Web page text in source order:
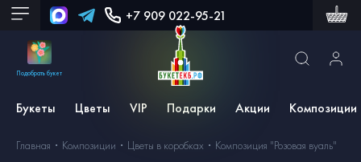
+7 909 022-95-21
Подобрать букет
Букеты Цветы VIP Подарки Акции Композиции
Главная Композиции Цветы в коробках Композиция "Розовая вуаль"